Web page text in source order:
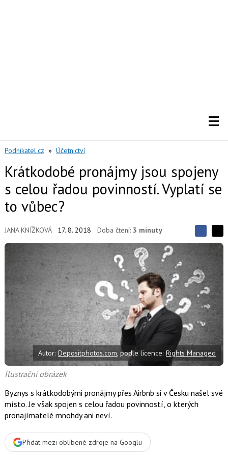
Podnikatel.cz » Účetnictví
Krátkodobé pronájmy jsou spojeny
s celou řadou povinností. Vyplatí se
to vůbec?
JANA KNÍŽKOVÁ 17. 8. 2018 Doba čtení: 3 minuty
S
l
e
t
S
e
j
t
e
a
a
b
o
o
k
s
i
X
Autor:Depositphotos.com, podle licence:Rights Managed
Ilustrační obrázek
Byznys s krátkodobými pronájmy přes Airbnb si v Česku našel své
místo. Je však spojen s celou řadou povinností, o kterých
pronajímatelé mnohdy ani neví.
Přidat mezi oblíbené zdroje na Googlu